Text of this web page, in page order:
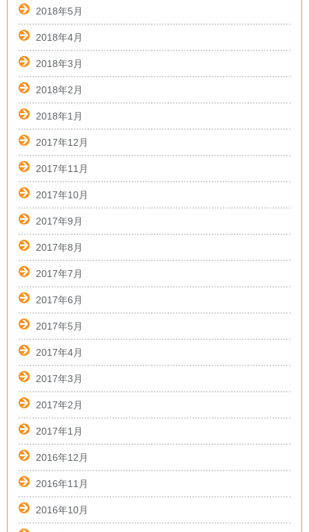
2018年5月
2018年4月
2018年3月
2018年2月
2018年1月
2017年12月
2017年11月
2017年10月
2017年9月
2017年8月
2017年7月
2017年6月
2017年5月
2017年4月
2017年3月
2017年2月
2017年1月
2016年12月
2016年11月
2016年10月